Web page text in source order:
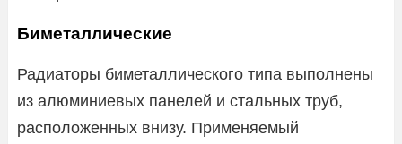
Биметаллические
Радиаторы биметаллического типа выполнены
из алюминиевых панелей и стальных труб,
расположенных внизу. Применяемый